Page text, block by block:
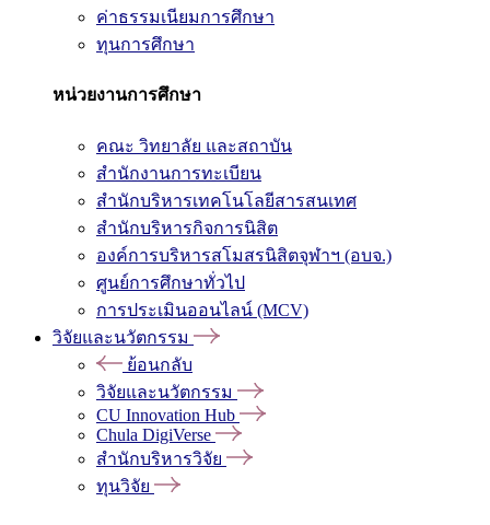
ค่าธรรมเนียมการศึกษา
ทุนการศึกษา
หน่วยงานการศึกษา
คณะ วิทยาลัย และสถาบัน
สำนักงานการทะเบียน
สำนักบริหารเทคโนโลยีสารสนเทศ
สำนักบริหารกิจการนิสิต
องค์การบริหารสโมสรนิสิตจุฬาฯ (อบจ.)
ศูนย์การศึกษาทั่วไป
การประเมินออนไลน์ (MCV)
วิจัยและนวัตกรรม
ย้อนกลับ
วิจัยและนวัตกรรม
CU Innovation Hub
Chula DigiVerse
สำนักบริหารวิจัย
ทุนวิจัย